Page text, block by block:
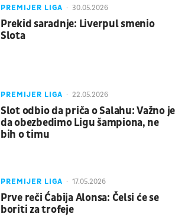
PREMIJER LIGA 30.05.2026
Prekid saradnje: Liverpul smenio
Slota
PREMIJER LIGA 22.05.2026
Slot odbio da priča o Salahu: Važno je
da obezbedimo Ligu šampiona, ne
bih o timu
PREMIJER LIGA 17.05.2026
Prve reči Ćabija Alonsa: Čelsi će se
boriti za trofeje